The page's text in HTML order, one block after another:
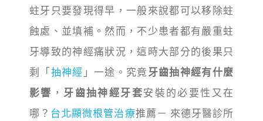
蛀牙只要發現得早，一般來說都可以移除蛀
蝕處、並填補。然而，不少患者都有嚴重蛀
牙導致的神經痛狀況，這時大部分的後果只
剩「抽神經 」一途。究竟 牙齒抽神經有什麼
影響 ， 牙齒抽神經牙套安裝的必要性又在
哪？ 台北顯微根管治療推薦－ 來德牙醫診所